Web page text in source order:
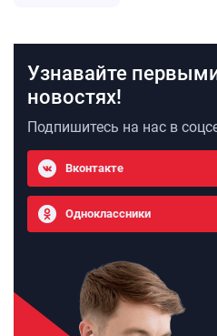
Узнавайте
новостях!
Подпишитесь на нас в
Вконтакте
Одноклассники